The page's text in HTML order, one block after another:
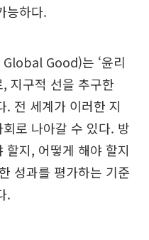
능하다.
Good)는 ‘윤리
지구적 선을 추구한
. 전 세계가 이러한 지
로 나아갈 수 있다. 방
할지, 어떻게 해야 할지
성과를 평가하는 기준
.